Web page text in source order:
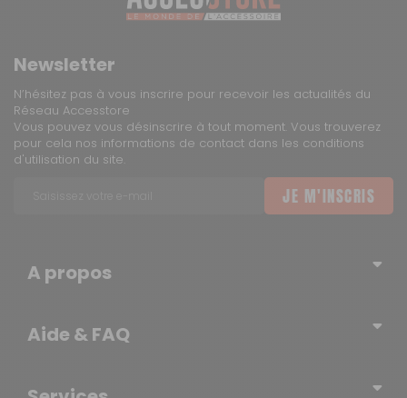
Newsletter
N’hésitez pas à vous inscrire pour recevoir les actualités du
Réseau Accesstore
Vous pouvez vous désinscrire à tout moment. Vous trouverez
pour cela nos informations de contact dans les conditions
d'utilisation du site.
JE M'INSCRIS
A propos
Blog – l’actualité du Réseau
Aide & FAQ